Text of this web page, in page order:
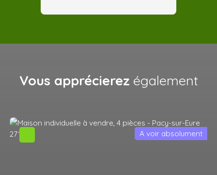
Vous apprécierez également
A voir absolument